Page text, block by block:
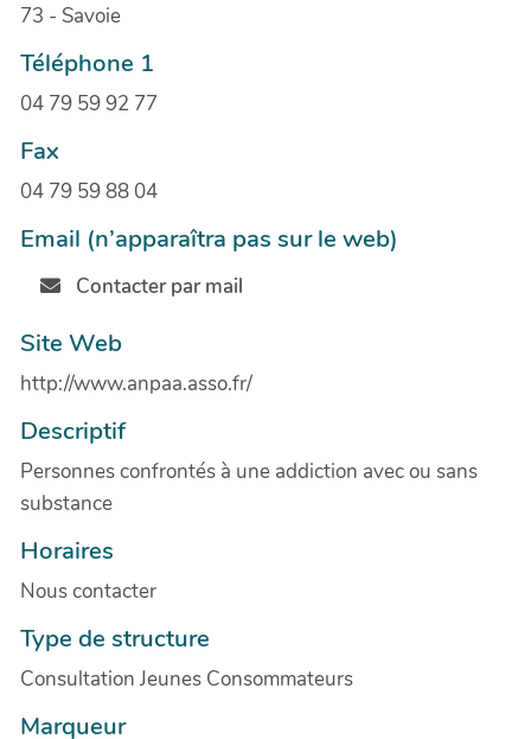
73 - Savoie
Téléphone 1
04 79 59 92 77
Fax
04 79 59 88 04
Email (n’apparaîtra pas sur le web)
Contacter par mail
Site Web
http://www.anpaa.asso.fr/
Descriptif
Personnes confrontés à une addiction avec ou sans
substance
Horaires
Nous contacter
Type de structure
Consultation Jeunes Consommateurs
Marqueur